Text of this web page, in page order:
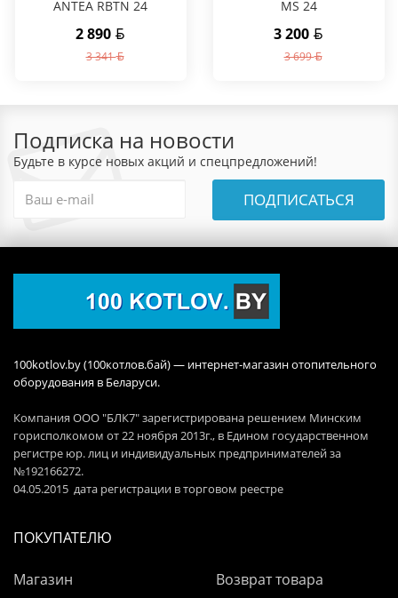
ANTEA RBTN 24
2 890
3 341
MS 24
3 200
3 699
Подписка на новости
Будьте в курсе новых акций и спецпредложений!
ПОДПИСАТЬСЯ
100kotlov.by (100котлов.бай) — интернет-магазин отопительного
оборудования в Беларуси.
Компания ООО "БЛК7" зарегистрирована решением Минским
горисполкомом от 22 ноября 2013г., в Едином государственном
регистре юр. лиц и индивидуальных предпринимателей за
№192166272.
04.05.2015 дата регистрации в торговом реестре
ПОКУПАТЕЛЮ
Магазин
Возврат товара